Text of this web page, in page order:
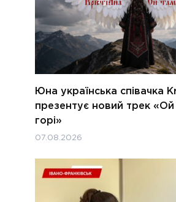
Юна українська співачка
презентує новий трек «Ой
горі»
07.08.2026